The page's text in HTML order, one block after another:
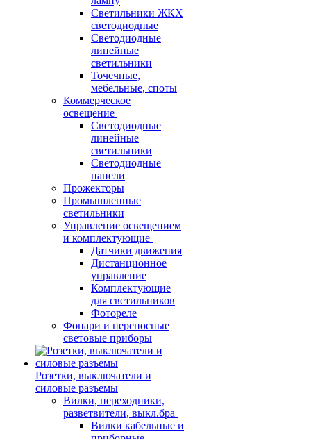
Светильники ЖКХ
светодиодные
Светодиодные
линейные
светильники
Точечные,
мебельные, споты
Коммерческое
освещение
Светодиодные
линейные
светильники
Светодиодные
панели
Прожекторы
Промышленные
светильники
Управление освещением
и комплектующие
Датчики движения
Дистанционное
управление
Комплектующие
для светильников
Фотореле
Фонари и переносные
световые приборы
Розетки, выключатели и
силовые разъемы
Вилки, переходники,
разветвители, выкл.бра
Вилки кабельные и